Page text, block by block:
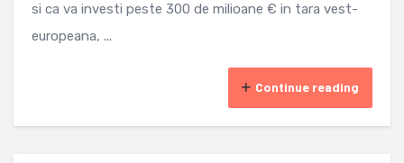
si ca va investi peste 300 de milioane € in tara vest-
europeana, ...
Continue reading